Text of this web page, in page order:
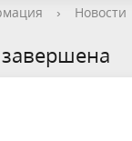
› Новости